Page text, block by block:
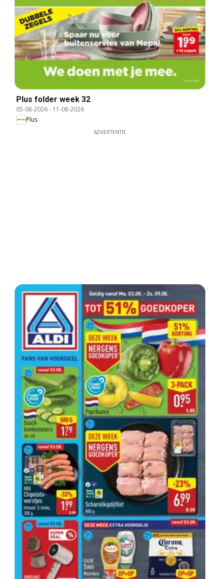
Plus folder week 32
05-08-2026- 11-08-2026
Plus
ADVERTENTIE